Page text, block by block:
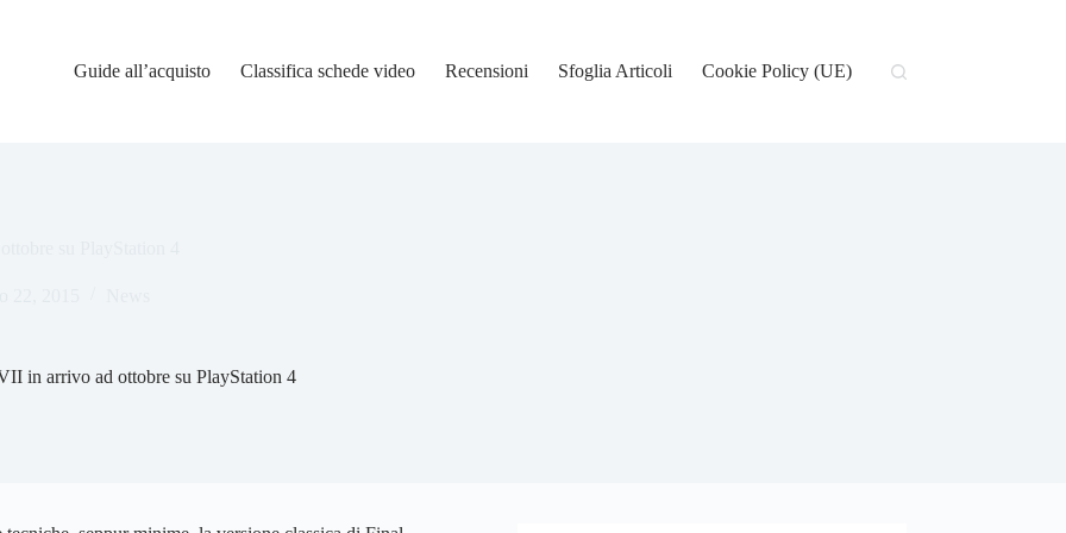
Guide all’acquisto
Classifica schede video Recensioni Sfoglia Articoli Cookie Policy (UE)
in arrivo ad ottobre su PlayStation 4